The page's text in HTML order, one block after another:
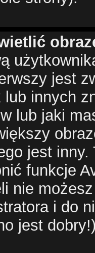
jest
lub innych
lub jaki
jest
funkcje
nie
i do
jest